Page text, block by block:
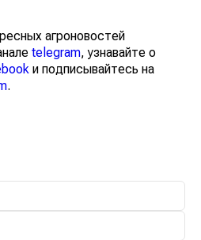
агроновостей
telegram, узнавайте о
и подписывайтесь на
.